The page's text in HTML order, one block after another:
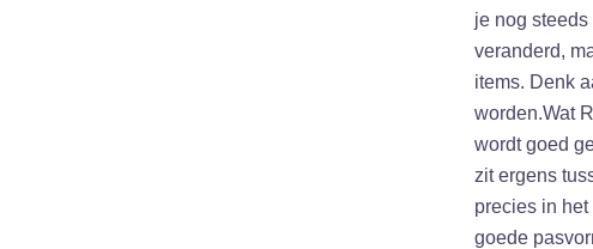
je nog
veranderd,
items. Denk
worden.Wat
wordt goed
zit ergens
precies in
goede